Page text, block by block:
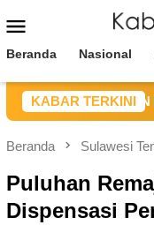
ke
Mobile
Beranda Nasional
KABAR TERKINI
Sebut CV BBN Belum
Beranda Sulawesi
Puluhan
Dispensasi